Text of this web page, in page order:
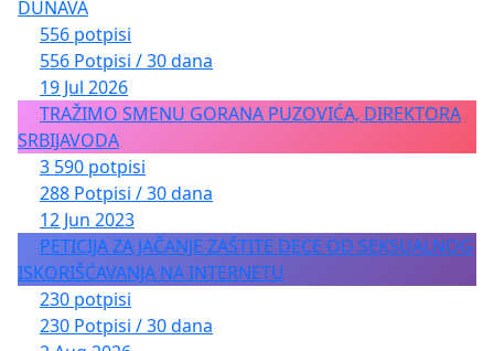
DUNAVA
556 potpisi
556 Potpisi / 30 dana
19 Jul 2026
TRAŽIMO SMENU GORANA PUZOVIĆA, DIREKTORA
SRBIJAVODA
3 590 potpisi
288 Potpisi / 30 dana
12 Jun 2023
PETICIJA ZA JAČANJE ZAŠTITE DECE OD SEKSUALNOG
ISKORIŠĆAVANJA NA INTERNETU
230 potpisi
230 Potpisi / 30 dana